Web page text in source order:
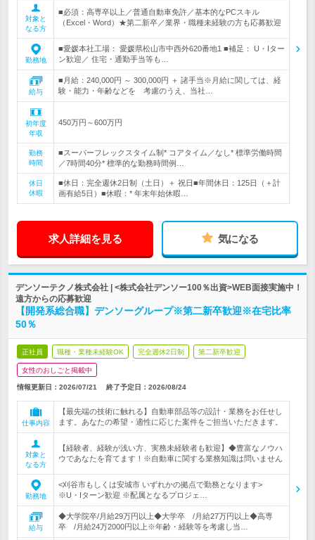
対象と
なる方
■必須：高専卒以上／普通自動車免許／基本的なPCスキル
（Excel・Word）★第二新卒／業界・職種未経験の方も応募歓迎
勤務地
■愛媛本社工場： 愛媛県松山市中西外620番地1 ■補足： U・Iター
ン歓迎／ 住宅・通勤手当等も…
給与
■月給：240,000円 ～ 300,000円 ＋ 諸手当※月給に関しては、経
験・能力・年齢などを 考慮のうえ、当社…
初年度
年収
450万円～600万円
勤務
時間
■スーパーフレックスタイム制* コアタイム／なし* 標準労働時間
／7時間40分* 標準的な勤務時間例…
休日
休暇
■休日：完全週休2日制（土日）＋ 祝日■年間休日：125日（＋計
画有給5日）■休暇：* 年末年始休暇…
求人詳細を見る 気になる
デンソーテクノ株式会社 | <株式会社デンソー100％出資>WEB面接実施中！
遠方からの応募歓迎
【開発系総合職】デンソーグループ※第二新卒歓迎※在宅比率
50％
正社員 職種・業種未経験OK 完全週休2日制 第二新卒歓迎
女性のおしごと掲載中
情報更新日：2026/07/21 終了予定日： 2026/08/24
仕事内容
【最先端の技術に触れる】自動車部品等の設計・業務をお任せし
ます。あなたの希望・適性に応じた案件をご担当いただきます。
対象と
なる方
【経験者、経験が浅い方、実務未経験者も歓迎】◆豊富なノウハ
ウであなたを育てます！※自動車に関する業務知識は問いません
勤務地
<刈谷市もしくは安城市 いずれかの拠点で勤務となります>
※U・Iターン歓迎 ※配属となるプロジェ…
給与
◆大学院卒/月給29万円以上◆大学卒 /月給27万円以上◆高専
卒 /月給24万2000円以上※年齢・経験等を考慮し当…